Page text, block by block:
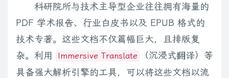
科研院所与技术主导型企业往往拥有海量的
PDF 学术报告、行业白皮书以及 EPUB 格式的
技术专著。这些文档不仅篇幅巨大，且排版复
杂。利用
Immersive Translate
（沉浸式翻译）等
具备强大解析引擎的工具，可以将这些文档以流